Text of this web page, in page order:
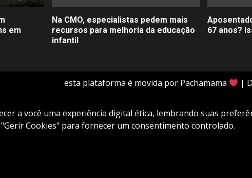
em
Na CMO, especialistas pedem mais
recursos para melhoria da educação
infantil
67 anos?
esta plataforma é movida por Pachamama |
a você uma experiência digital ética, lembrando suas
Cookies" para fornecer um consentimento controlado.